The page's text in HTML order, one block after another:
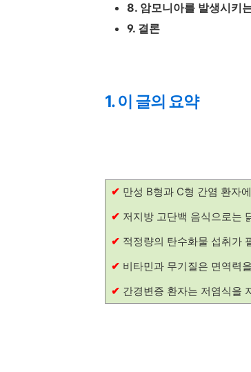
8. 암모니아를 발생시키
9. 결론
1. 이 글의 요약
✔ 만성 B형과 C형 간염 환자
✔ 저지방 고단백 음식으로는
✔ 적정량의 탄수화물 섭취가
✔ 비타민과 무기질은 면역력
✔ 간경변증 환자는 저염식을